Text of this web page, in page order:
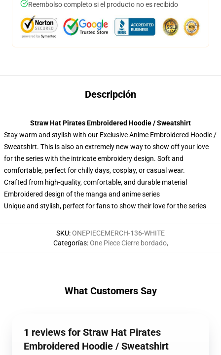
Reembolso completo si el producto no es recibido
Descripción
Straw Hat Pirates Embroidered Hoodie / Sweatshirt
Stay warm and stylish with our Exclusive Anime Embroidered Hoodie /
Sweatshirt. This is also an extremely new way to show off your love
for the series with the intricate embroidery design. Soft and
comfortable, perfect for chilly days, cosplay, or casual wear.
Crafted from high-quality, comfortable, and durable material
Embroidered design of the manga and anime series
Unique and stylish, perfect for fans to show their love for the series
SKU:ONEPIECEMERCH-136-WHITE
Categorías:One Piece Cierre bordado,
What Customers Say
1 reviews for Straw Hat Pirates
Embroidered Hoodie / Sweatshirt